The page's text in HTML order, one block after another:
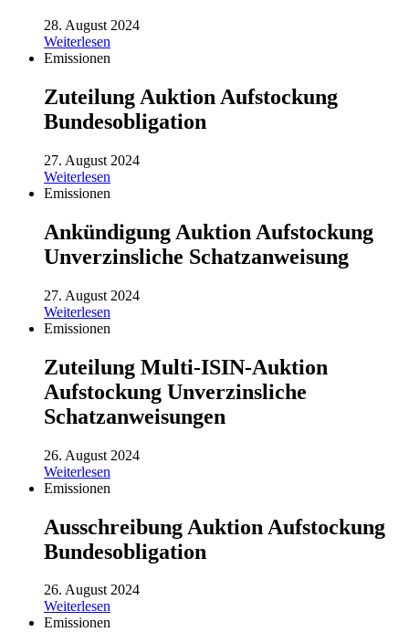
28. August 2024
Weiterlesen
Emissionen
Zuteilung Auktion Aufstockung
Bundesobligation
27. August 2024
Weiterlesen
Emissionen
Ankündigung Auktion Aufstockung
Unverzinsliche Schatzanweisung
27. August 2024
Weiterlesen
Emissionen
Zuteilung Multi-ISIN-Auktion
Aufstockung Unverzinsliche
Schatzanweisungen
26. August 2024
Weiterlesen
Emissionen
Ausschreibung Auktion Aufstockung
Bundesobligation
26. August 2024
Weiterlesen
Emissionen